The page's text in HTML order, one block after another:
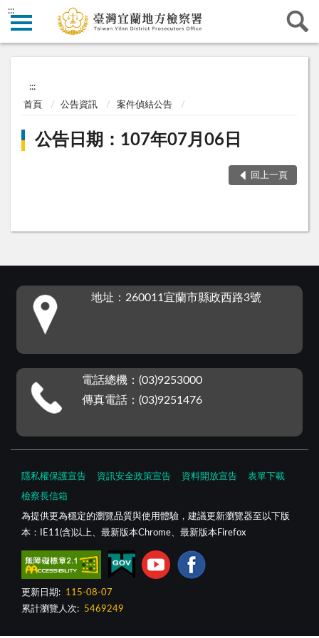
:::
:::
首頁 公告資訊 案件偵結公告
公告日期：107年07月06日
回上一頁
地址：260011宜蘭市縣政西路3號
電話總機：(03)9253000
傳真電話：(03)9251476
隱私權保護宣告 資訊安全政策宣告 資料開放宣告 表單下載
檢察長信箱
為提供更為穩定的瀏覽品質與使用體驗，建議更新瀏覽器至以下版
本：IE11(含)以上、最新版本Chrome、最新版本Firefox
更新日期:
115-08-07
累計瀏覽人次:
5469249